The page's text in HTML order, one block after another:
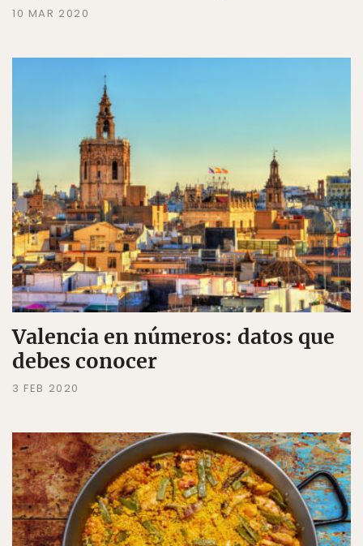
10 MAR 2020
Valencia en números: datos que
debes conocer
3 FEB 2020